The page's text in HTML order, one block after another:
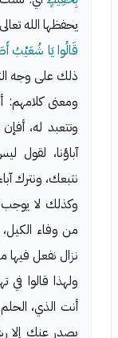
يحفظها الله
قَالُوا يَا شُعَيْبُ
ذلك على وجه
ومعنى كلامهم:
وتتعبد له،
آباؤنا، لقول
نتبعك، ونترك
وكذلك لا
من وفاء الكيل،
نزال نفعل فيها
ولهذا قالوا في
أنت الذي،
يصدر عنك إلا